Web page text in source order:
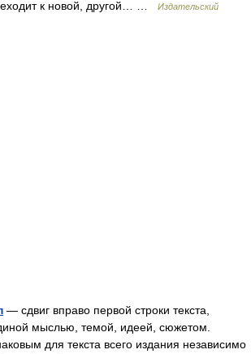
к новой, другой… …
Издательский
— сдвиг вправо первой строки текста,
мыслью, темой, идеей, сюжетом.
для текста всего издания независимо